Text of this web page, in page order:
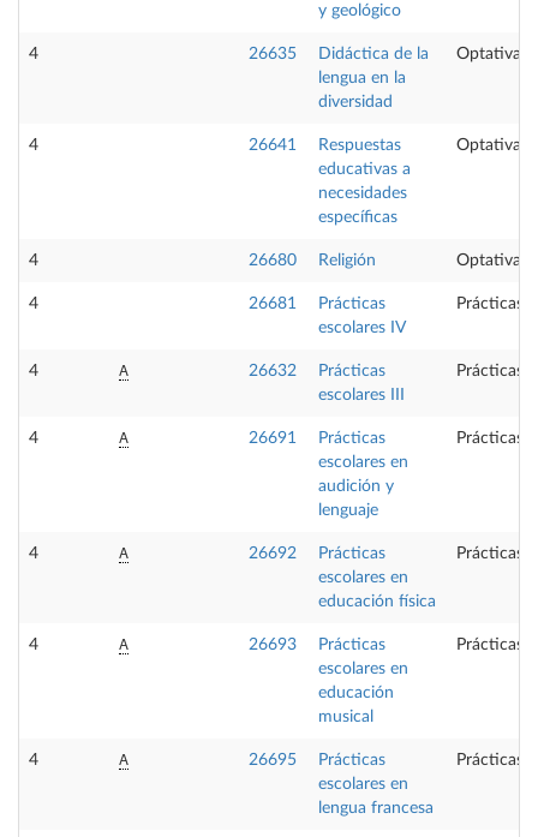
y geológico
4 26635
Didáctica de la
lengua en la
diversidad
Optativa
4 26641
Respuestas
educativas a
necesidades
específicas
Optativa
4 26680 Religión Optativa
4 26681
Prácticas
escolares IV
Prácticas
4 A 26632
Prácticas
escolares III
Prácticas
4 A 26691
Prácticas
escolares en
audición y
lenguaje
Prácticas
4 A 26692
Prácticas
escolares en
educación física
Prácticas
4 A 26693
Prácticas
escolares en
educación
musical
Prácticas
4 A 26695
Prácticas
escolares en
lengua francesa
Prácticas